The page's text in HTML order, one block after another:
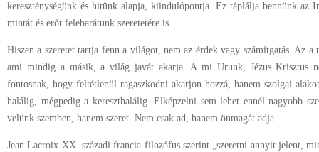
kereszténységünk és hitünk alapja, kiindulópontja. Ez táplálja bennünk az
mintát és erőt felebarátunk szeretetére is.
Hiszen a szeretet tartja fenn a világot, nem az érdek vagy számítgatás. Az a
ami mindig a másik, a világ javát akarja. A mi Urunk, Jézus Krisztus
fontosnak, hogy feltétlenül ragaszkodni akarjon hozzá, hanem szolgai
halálig, mégpedig a kereszthalálig. Elképzelni sem lehet ennél nagyobb
velünk szemben, hanem szeret. Nem csak ad, hanem önmagát adja.
Jean Lacroix XX. századi francia filozófus szerint „szeretni annyit jelent,